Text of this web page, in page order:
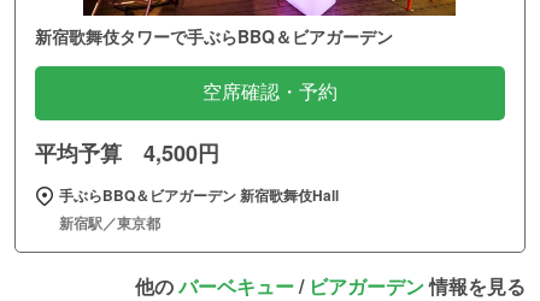
新宿歌舞伎タワーで手ぶらBBQ＆ビアガーデン
空席確認・予約
平均予算 4,500円
手ぶらBBQ＆ビアガーデン 新宿歌舞伎Hall
新宿駅／東京都
他のバーベキュー/ ビアガーデン情報を見る